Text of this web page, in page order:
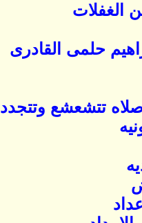
الغفلات
حلمى القادرى
تتشعشع وتتجدد